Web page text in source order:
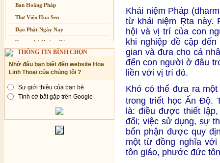
Ban Hoằng Pháp
Thư Viện Hoa Sen
Đạo Phật Ngày Nay
Trang nhà Quảng Đức
Báo Giác Ngộ
Vesak 2014
THÔNG TIN BÌNH CHỌN
Nhờ đâu bạn biết đến website Hoa
Linh Thoại của chúng tôi ?
Sự giới thiệu của bạn bè
Tình cờ bắt gặp trên Google
Khái niệm Pháp
từ khái niệm Ṛta này.
hội và vị trí của con
khi nghiệp đề cập
gian và đưa cho cá
đến con người ở đâu
liền với vị trí đó.
Khó có thể đưa ra
trong triết học Ấn Độ.
là: điều được thiết
đổi; việc sử dụng, sự
bổn phận được quy
một từ đồng nghĩa
tôn giáo, phước đức